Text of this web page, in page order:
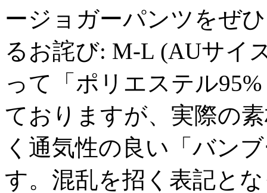
ージョガーパンツをぜ
るお詫び: M-L (AUサイ
って「ポリエステル
ておりますが、実際の
く通気性の良い「バン
す。混乱を招く表記と